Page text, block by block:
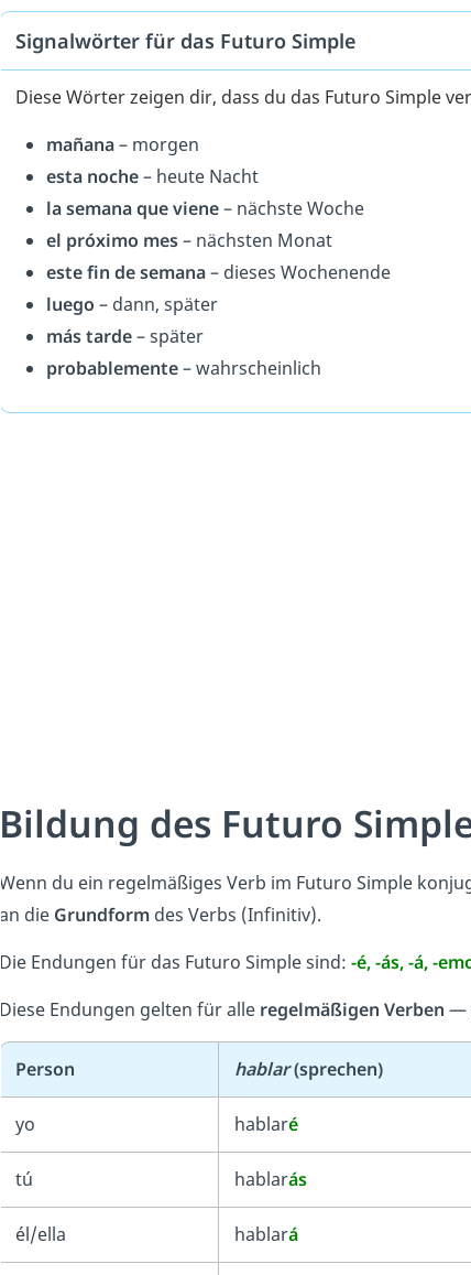
Signalwörter für das Futuro Simple
Diese Wörter zeigen dir, dass du das Futuro Simple
mañana– morgen
esta noche– heute Nacht
la semana que viene– nächste Woche
el próximo mes– nächsten Monat
este fin de semana– dieses Wochenende
luego – dann, später
más tarde– später
probablemente– wahrscheinlich
Bildung des Futuro
Wenn du ein regelmäßiges Verb im Futuro Simple
an die Grundform des Verbs (Infinitiv).
Die Endungen für das Futuro Simple sind: -é, -ás, -á, -
Diese Endungen gelten für alle regelmäßigen Verben —
Person hablar(sprechen)
yo hablaré
tú hablarás
él/ella hablará